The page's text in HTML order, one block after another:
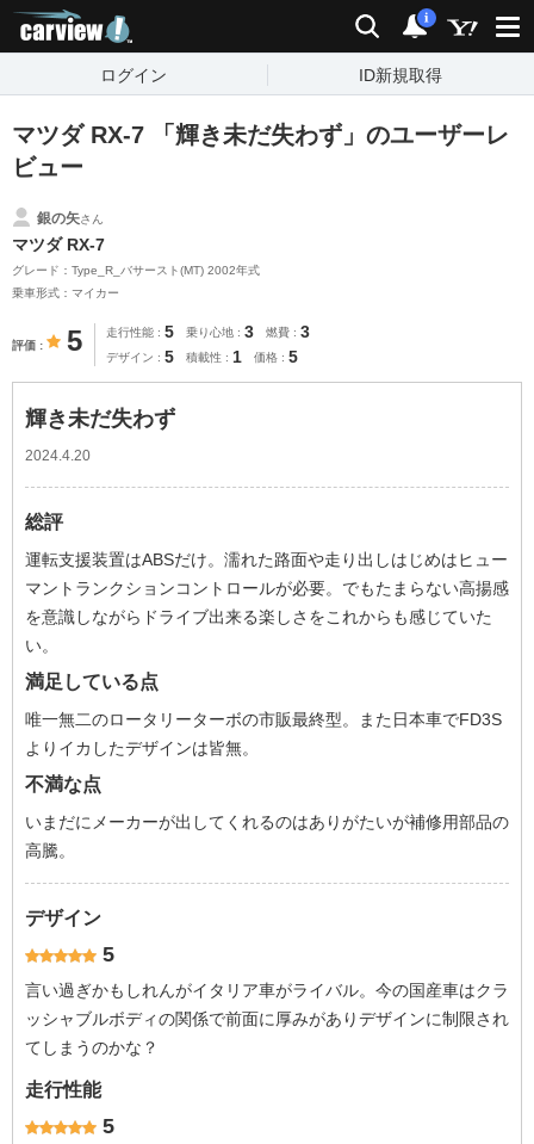
検索 通知
i
ログイン ID新規取得
マツダ RX-7 「輝き未だ失わず」のユーザーレ
ビュー
銀の矢さん
マツダ RX-7
グレード：Type_R_バサースト(MT) 2002年式
乗車形式：マイカー
評価 5 走行性能 5 乗り心地 3 燃費 3
デザイン 5 積載性 1 価格 5
輝き未だ失わず
2024.4.20
総評
運転支援装置はABSだけ。濡れた路面や走り出しはじめはヒュー
マントランクションコントロールが必要。でもたまらない高揚感
を意識しながらドライブ出来る楽しさをこれからも感じていた
い。
満足している点
唯一無二のロータリーターボの市販最終型。また日本車でFD3S
よりイカしたデザインは皆無。
不満な点
いまだにメーカーが出してくれるのはありがたいが補修用部品の
高騰。
デザイン
5
言い過ぎかもしれんがイタリア車がライバル。今の国産車はクラ
ッシャブルボディの関係で前面に厚みがありデザインに制限され
てしまうのかな？
走行性能
5